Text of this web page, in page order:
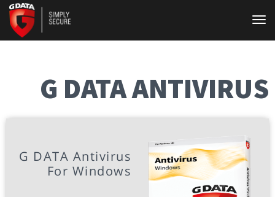
תפריט
G DATA ANTIVIRUS
G DATA Antivirus
For Windows